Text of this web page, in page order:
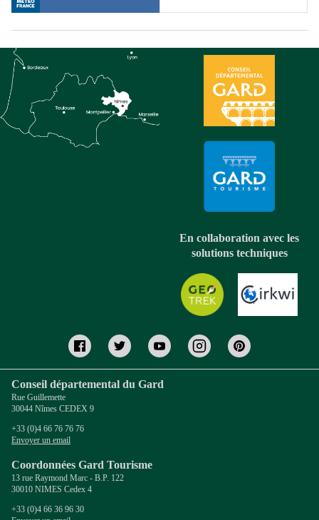
En collaboration avec les
solutions techniques
Conseil départemental du Gard
Rue Guillemette
30044 Nîmes CEDEX 9
+33 (0)4 66 76 76 76
Envoyer un email
Coordonnées Gard Tourisme
13 rue Raymond Marc - B.P. 122
30010 NIMES Cedex 4
+33 (0)4 66 36 96 30